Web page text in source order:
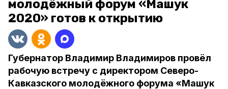
молодёжный форум «Машук
2020» готов к открытию
Губернатор Владимир Владимиров провёл
рабочую встречу с директором Северо-
Кавказского молодёжного форума «Машук